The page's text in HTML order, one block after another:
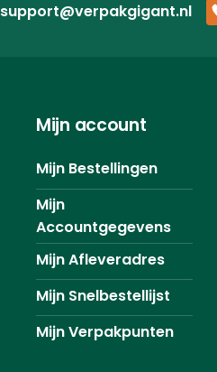
support@verpakgigant.nl
Mijn account
Mijn Bestellingen
Mijn
Accountgegevens
Mijn Afleveradres
Mijn Snelbestellijst
Mijn Verpakpunten